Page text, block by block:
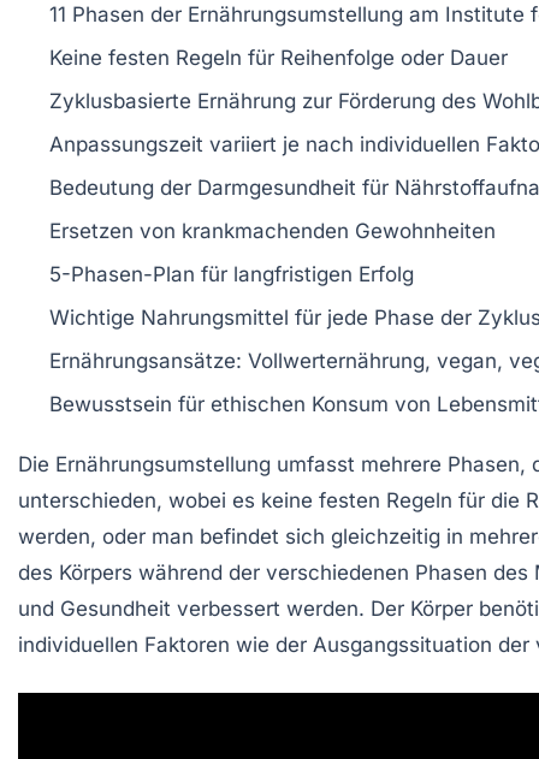
11 Phasen der Ernährungsumstellung am Institute
Keine festen Regeln für Reihenfolge oder Dauer
Zyklusbasierte Ernährung zur Förderung des
Anpassungszeit variiert je nach individuellen
Bedeutung der Darmgesundheit für
Ersetzen von krankmachenden Gewohnheiten
5-Phasen-Plan für langfristigen Erfolg
Wichtige Nahrungsmittel für jede Phase der
Ernährungsansätze: Vollwerternährung, vegan,
Bewusstsein für ethischen Konsum von
Die Ernährungsumstellung umfasst mehrere Phasen,
unterschieden, wobei es keine festen Regeln für die
werden, oder man befindet sich gleichzeitig in
des Körpers während der verschiedenen Phasen des
und Gesundheit verbessert werden. Der Körper
individuellen Faktoren wie der Ausgangssituation der